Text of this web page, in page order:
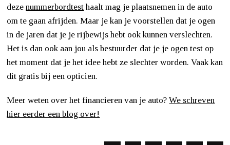
dezenummerbordtest haalt mag je plaatsnemen in de auto
om te gaan afrijden. Maar je kan je voorstellen dat je ogen
in de jaren dat je je rijbewijs hebt ook kunnen verslechten.
Het is dan ook aan jou als bestuurder dat je je ogen test op
het moment dat je het idee hebt ze slechter worden. Vaak kan
dit gratis bij een opticien.
Meer weten over het financieren van je auto?We schreven
hier eerder een blog over!